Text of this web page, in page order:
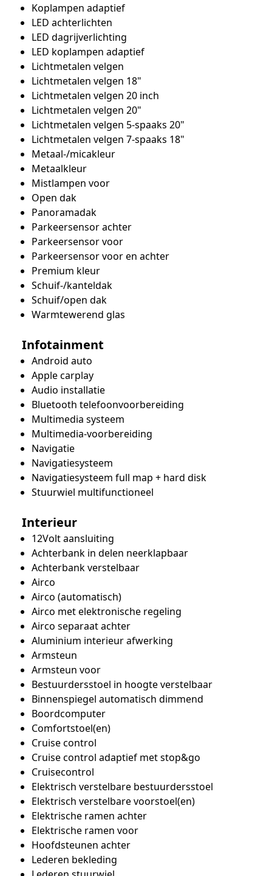
Koplampen adaptief
LED achterlichten
LED dagrijverlichting
LED koplampen adaptief
Lichtmetalen velgen
Lichtmetalen velgen 18"
Lichtmetalen velgen 20 inch
Lichtmetalen velgen 20"
Lichtmetalen velgen 5-spaaks 20"
Lichtmetalen velgen 7-spaaks 18"
Metaal-/micakleur
Metaalkleur
Mistlampen voor
Open dak
Panoramadak
Parkeersensor achter
Parkeersensor voor
Parkeersensor voor en achter
Premium kleur
Schuif-/kanteldak
Schuif/open dak
Warmtewerend glas
Infotainment
Android auto
Apple carplay
Audio installatie
Bluetooth telefoonvoorbereiding
Multimedia systeem
Multimedia-voorbereiding
Navigatie
Navigatiesysteem
Navigatiesysteem full map + hard disk
Stuurwiel multifunctioneel
Interieur
12Volt aansluiting
Achterbank in delen neerklapbaar
Achterbank verstelbaar
Airco
Airco (automatisch)
Airco met elektronische regeling
Airco separaat achter
Aluminium interieur afwerking
Armsteun
Armsteun voor
Bestuurdersstoel in hoogte verstelbaar
Binnenspiegel automatisch dimmend
Boordcomputer
Comfortstoel(en)
Cruise control
Cruise control adaptief met stop&go
Cruisecontrol
Elektrisch verstelbare bestuurdersstoel
Elektrisch verstelbare voorstoel(en)
Elektrische ramen achter
Elektrische ramen voor
Hoofdsteunen achter
Lederen bekleding